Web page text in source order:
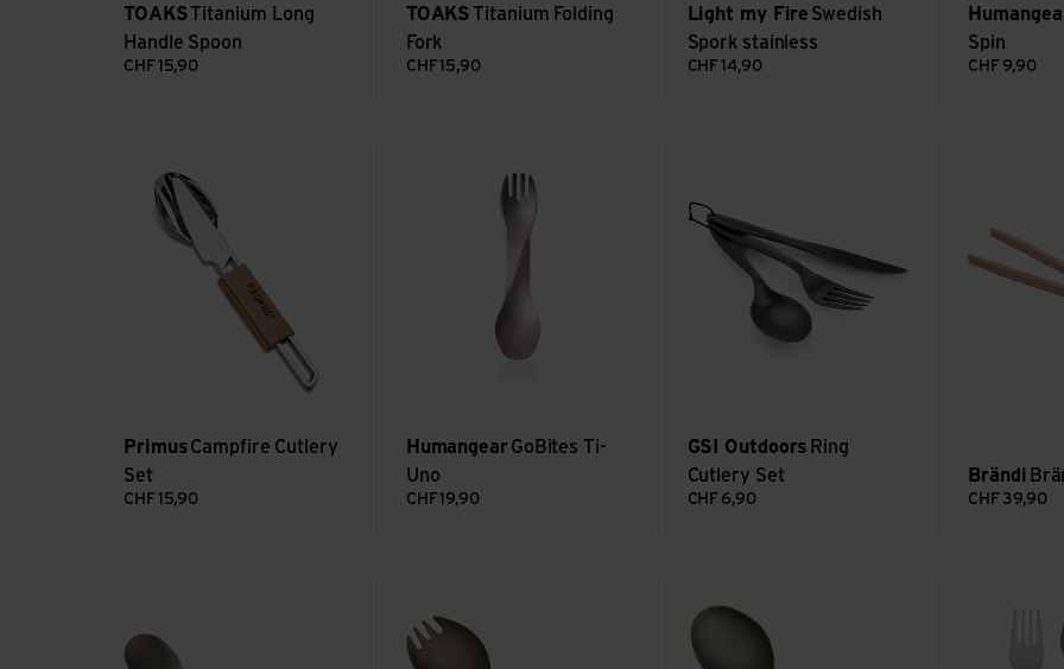
TOAKSTitanium Long
Handle Spoon
CHF15,90
TOAKS Titanium Folding
Fork
CHF15,90
Light my Fire Swedish
Spork stainless
CHF14,90
Spin
CHF 9,90
PrimusCampfire Cutlery
Set
CHF 15,90
Humangear GoBites Ti-
Uno
CHF19,90
GSI Outdoors Ring
Cutlery Set
CHF 6,90
Brändi
CHF 39,90